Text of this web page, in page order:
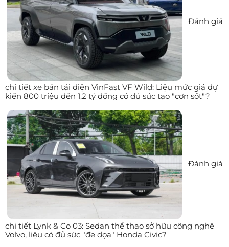
Đánh giá
chi tiết xe bán tải điện VinFast VF Wild: Liệu mức giá dự
kiến 800 triệu đến 1,2 tỷ đồng có đủ sức tạo "cơn sốt"?
Đánh giá
chi tiết Lynk & Co 03: Sedan thể thao sở hữu công nghệ
Volvo, liệu có đủ sức "đe dọa" Honda Civic?